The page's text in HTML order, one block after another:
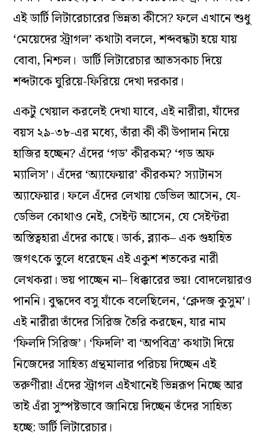
এই ডার্টি লিটারেচারের ভিন্নতা কীসে? ফলে এখানে শুধু
‘মেয়েদের স্ট্রাগল’ কথাটা বললে, শব্দবন্ধটা হয়ে যায়
বোবা, নিশ্চল। ডার্টি লিটারেচার আতসকাচ দিয়ে
শব্দটাকে ঘুরিয়ে-ফিরিয়ে দেখা দরকার।
একটু খেয়াল করলেই দেখা যাবে, এই নারীরা, যাঁদের
বয়স ২৯-৩৮-এর মধ্যে, তাঁরা কী কী উপাদান নিয়ে
হাজির হচ্ছেন? এঁদের ‘গড’ কীরকম? ‘গড অফ
ম্যালিস’। এঁদের ‘অ্যাফেয়ার’ কীরকম? স্যাটানস
অ্যাফেয়ার। ফলে এঁদের লেখায় ডেভিল আসেন, যে-
ডেভিল কোথাও নেই, সেইন্ট আসেন, যে সেইন্টরা
অস্তিত্বহারা এঁদের কাছে। ডার্ক, ব্ল্যাক– এক গুহাহিত
জগৎকে তুলে ধরেছেন এই একুশ শতকের নারী
লেখকরা। ভয় পাচ্ছেন না– ধিক্কারের ভয়! বোদলেয়ারও
পাননি। বুদ্ধদেব বসু যাঁকে বলেছিলেন, ‘ক্লেদজ কুসুম’।
এই নারীরা তাঁদের সিরিজ তৈরি করছেন, যার নাম
‘ফিলদি সিরিজ’। ‘ফিদলি’ বা ‘অপবিত্র’ কথাটা দিয়ে
নিজেদের সাহিত্য গ্রন্থমালার পরিচয় দিচ্ছেন এই
তরুণীরা! এঁদের স্ট্রাগল এইখানেই ভিন্নরূপ নিচ্ছে আর
তাই এঁরা সুস্পষ্টভাবে জানিয়ে দিচ্ছেন তঁদের সাহিত্য
হচ্ছে: ডার্টি লিটারেচার।